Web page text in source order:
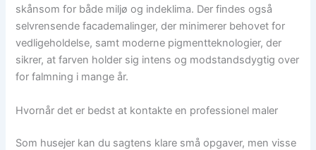
skånsom for både miljø og indeklima. Der findes også
selvrensende facademalinger, der minimerer behovet for
vedligeholdelse, samt moderne pigmentteknologier, der
sikrer, at farven holder sig intens og modstandsdygtig over
for falmning i mange år.
Hvornår det er bedst at kontakte en professionel maler
Som husejer kan du sagtens klare små opgaver, men visse